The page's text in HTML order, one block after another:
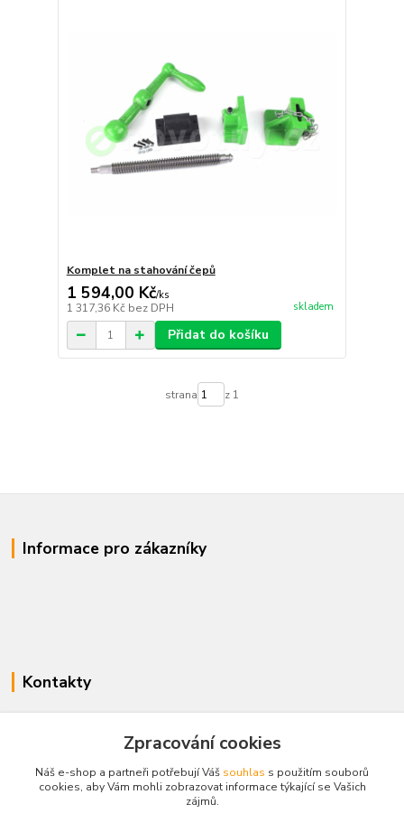
Komplet na stahování čepů
1 594,00 Kč/ks
1 317,36 Kč bez DPH skladem
Přidat do košíku
strana z 1
Informace pro zákazníky
Kontakty
+420 721 056 406
Po-Pá 09.00-14.00
Zpracování cookies
Náš e-shop a partneři potřebují Váš souhlas s použitím souborů
cookies, aby Vám mohli zobrazovat informace týkající se Vašich
zájmů.